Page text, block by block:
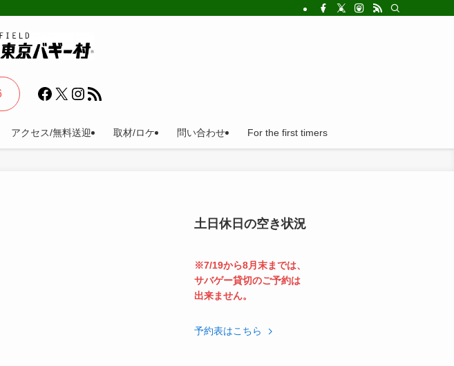
ステイ、キャンプ等一日楽しめる!法人の福利厚生利用にとても便利。
アクセス/無料送迎 取材/ロケ 問い合わせ For the first timers
Facebook
X Instagram
RSS フィード
土日休日の空き状況
※7/19から8月末までは、
サバゲー貸切のご予約は
出来ません。
予約表はこちら